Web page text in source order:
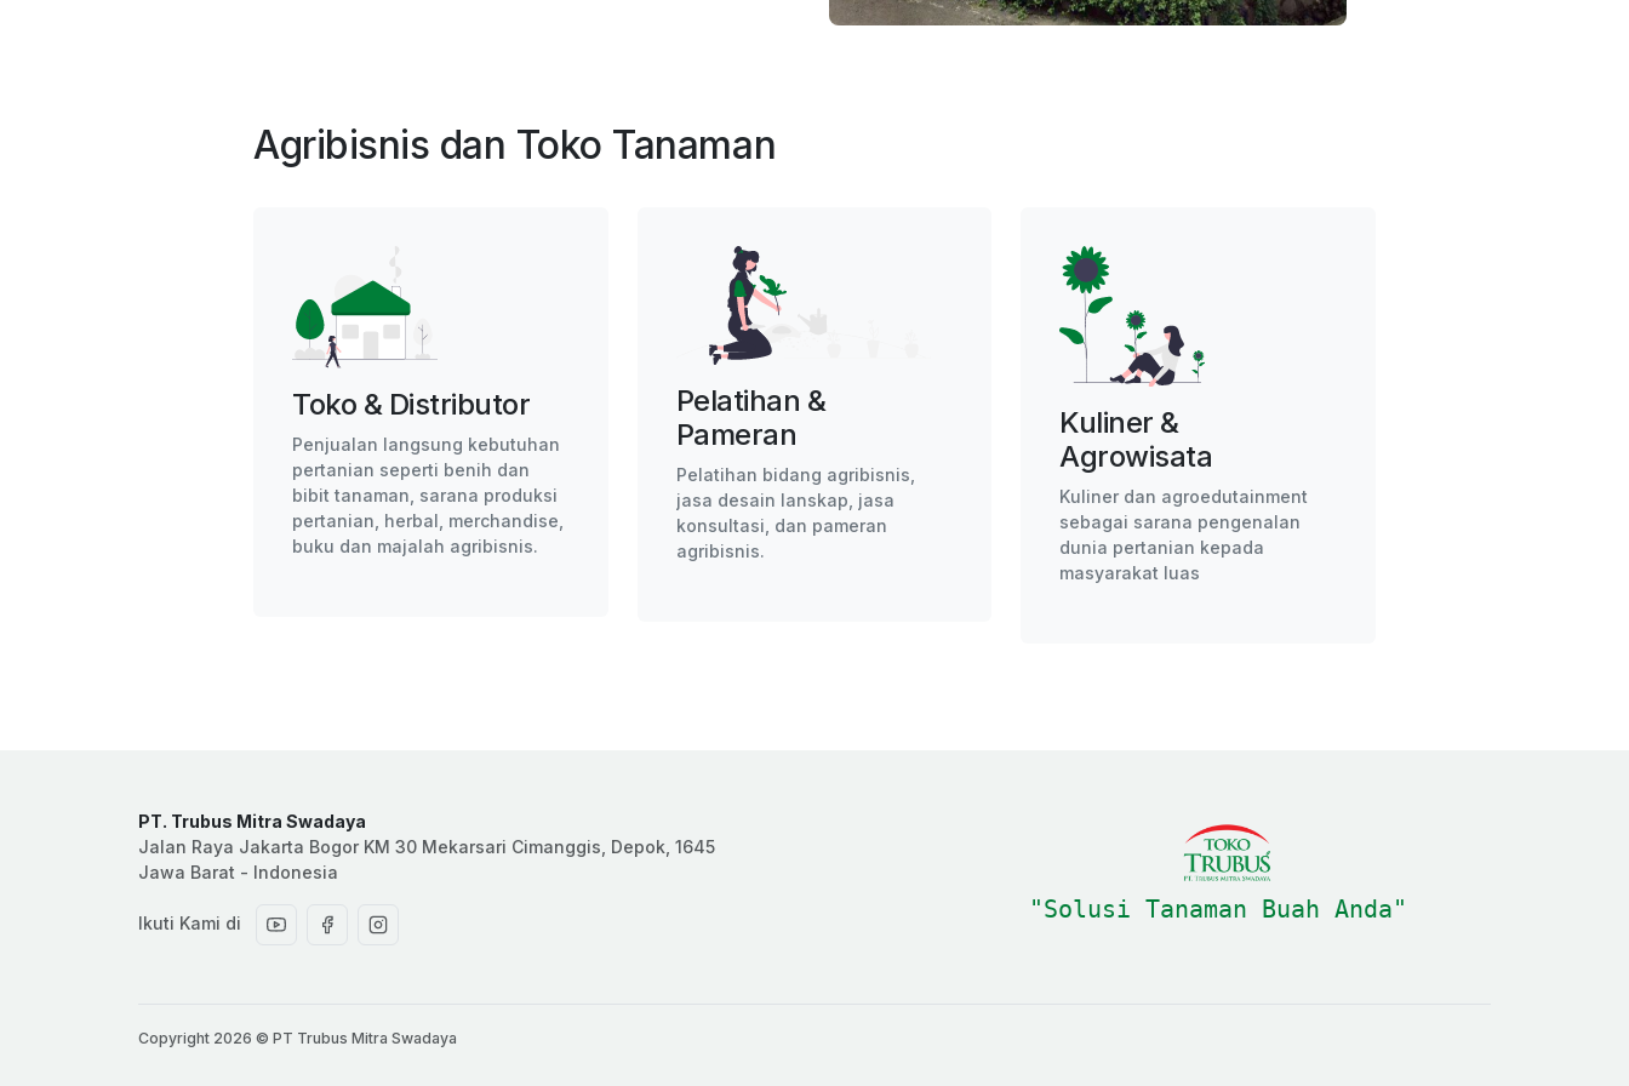
Agribisnis dan Toko Tanaman
Toko & Distributor
Penjualan langsung kebutuhan
pertanian seperti benih dan
bibit tanaman, sarana produksi
pertanian, herbal, merchandise,
buku dan majalah agribisnis.
Pelatihan &
Pameran
Pelatihan bidang agribisnis,
jasa desain lanskap, jasa
konsultasi, dan pameran
agribisnis.
Kuliner &
Agrowisata
Kuliner dan agroedutainment
sebagai sarana pengenalan
dunia pertanian kepada
masyarakat luas
PT. Trubus Mitra Swadaya
Jalan Raya Jakarta Bogor KM 30 Mekarsari Cimanggis, Depok, 1645
Jawa Barat - Indonesia
Ikuti Kami di "Solusi Tanaman Buah Anda"
Copyright 2026 © PT Trubus Mitra Swadaya